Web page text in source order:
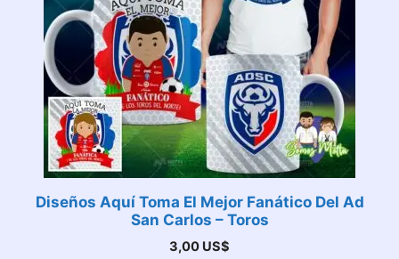
Diseños Aquí Toma El Mejor Fanático Del Ad
San Carlos – Toros
3,00 US$